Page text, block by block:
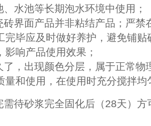
水池等长期泡水环境中使用；
砖界面产品并非粘结产品；严禁
完毕应及时做好养护，避免铺贴
影响产品使用效果；
了，出现颜色分层，属于正常物
量和使用，在使用时充分搅拌均
需待砂浆完全固化后（28天）方